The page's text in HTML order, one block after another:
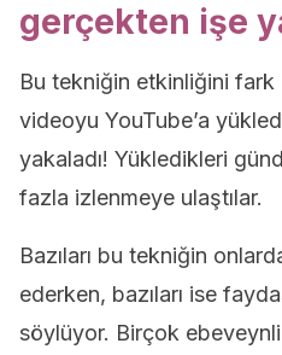
gerçekten işe
Bu tekniğin etkinliğini
videoyu YouTube’a
yakaladı! Yükledikleri
fazla izlenmeye ulaştılar.
Bazıları bu tekniğin
ederken, bazıları ise
söylüyor. Birçok